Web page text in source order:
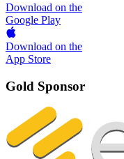
Download on the
Google Play
Download on the
App Store
Gold Sponsor